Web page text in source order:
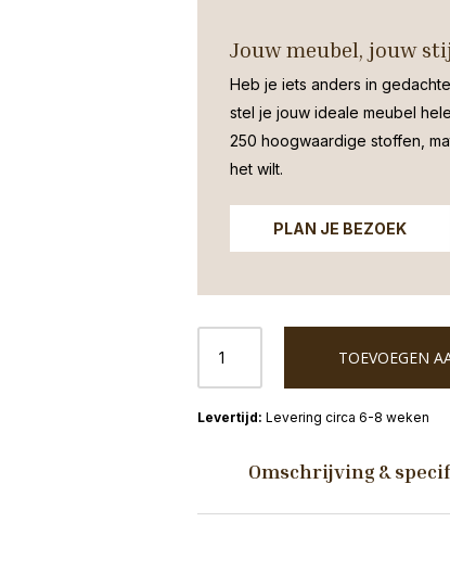
Jouw meubel, jouw
Heb je iets anders in
stel je jouw ideale meubel
250 hoogwaardige stoffen,
het wilt.
PLAN JE BEZOEK
zitsbank
Afrikaans
Leather
TOEVOEGEN
Levering circa 6-8 weken
Omschrijving &